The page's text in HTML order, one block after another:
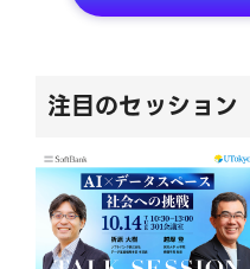
注目のセッション